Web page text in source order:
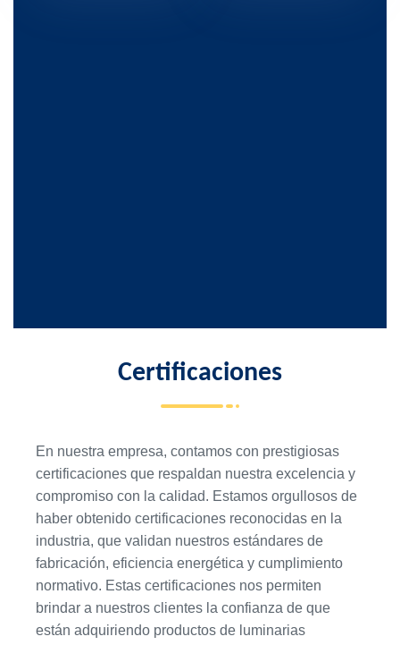
Certificaciones
En nuestra empresa, contamos con prestigiosas
certificaciones que respaldan nuestra excelencia y
compromiso con la calidad. Estamos orgullosos de
haber obtenido certificaciones reconocidas en la
industria, que validan nuestros estándares de
fabricación, eficiencia energética y cumplimiento
normativo. Estas certificaciones nos permiten
brindar a nuestros clientes la confianza de que
están adquiriendo productos de luminarias